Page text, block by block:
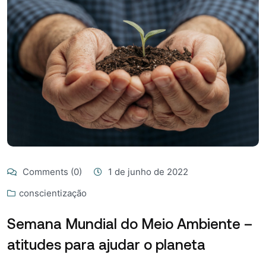
Comments (0)
1 de junho de 2022
conscientização
Semana Mundial do Meio Ambiente –
atitudes para ajudar o planeta